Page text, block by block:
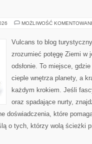
MOŻLIWOŚĆ
Vulcans to blog
zrozumieć potęgę Ziemi w
odsłonie. To miejsce,
cieple wnętrza planety, a
każdym krokiem. Jeśli
oraz spadające nurty,
doświadczenia, które
o tych, którzy wolą ścieżki